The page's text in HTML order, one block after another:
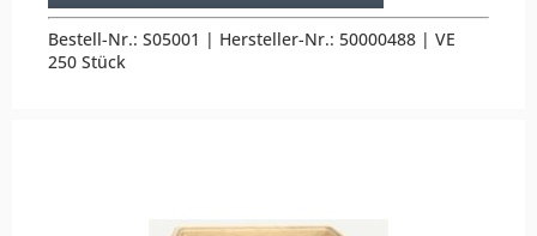
Bestell-Nr.: S05001 | Hersteller-Nr.: 50000488 | VE
250 Stück